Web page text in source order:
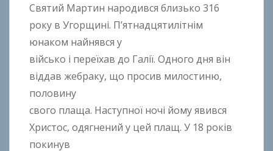
д
A
t
n
o
k
Святий Мартин народився близько 316
року в Угорщині. П’ятнадцятилітнім
юнаком найнявся у
військо і переїхав до Галії. Одного дня він
віддав жебраку, що просив милостиню,
половину
свого плаща. Наступної ночі йому явився
Христос, одягнений у цей плащ. У 18 років
покинув